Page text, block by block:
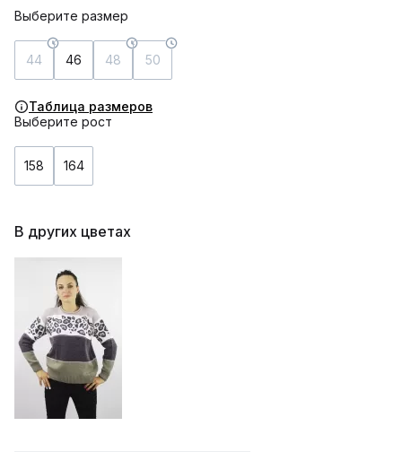
Выберите размер
44 46 48 50
Таблица размеров
Выберите рост
158 164
В других цветах